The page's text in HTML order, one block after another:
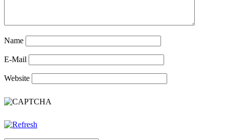
Name
E-Mail
Website